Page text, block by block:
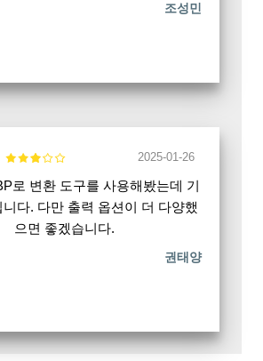
조성민
2025-01-26
로 변환 도구를 사용해봤는데 기
다. 다만 출력 옵션이 더 다양했
으면 좋겠습니다.
권태양